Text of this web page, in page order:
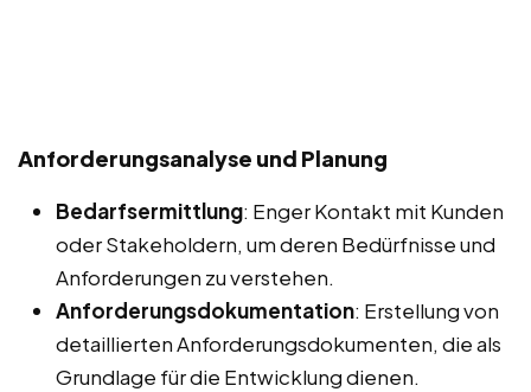
Anforderungsanalyse und Planung
Bedarfsermittlung: Enger Kontakt mit Kunden
oder Stakeholdern, um deren Bedürfnisse und
Anforderungen zu verstehen.
Anforderungsdokumentation: Erstellung von
detaillierten Anforderungsdokumenten, die als
Grundlage für die Entwicklung dienen.